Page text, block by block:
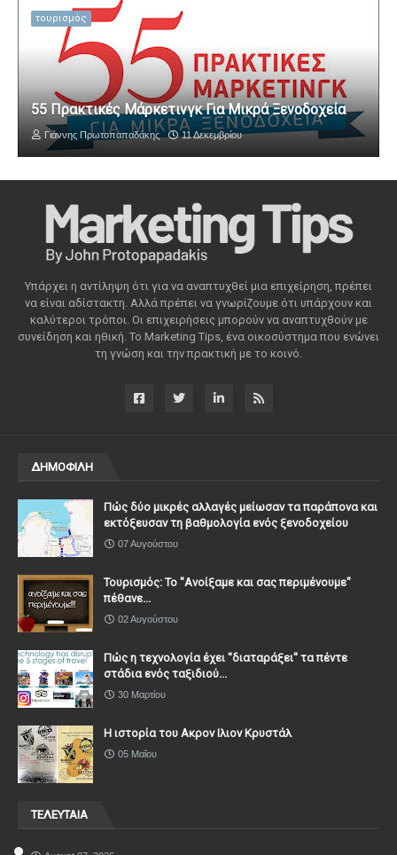
τουρισμός
55 Πρακτικές Μάρκετινγκ Για Μικρά Ξενοδοχεία
Γιάννης Πρωτοπαπαδάκης 11 Δεκεμβρίου
Υπάρχει η αντίληψη ότι για να αναπτυχθεί μια επιχείρηση, πρέπει
να είναι αδίστακτη. Αλλά πρέπει να γνωρίζουμε ότι υπάρχουν και
καλύτεροι τρόποι. Οι επιχειρήσεις μπορούν να αναπτυχθούν με
συνείδηση ​​και ηθική. Το Marketing Tips, ένα οικοσύστημα που ενώνει
τη γνώση και την πρακτική με το κοινό.
ΔΗΜΟΦΙΛΗ
Πώς δύο μικρές αλλαγές μείωσαν τα παράπονα και
εκτόξευσαν τη βαθμολογία ενός ξενοδοχείου
07 Αυγούστου
Τουρισμός: Το "Ανοίξαμε και σας περιμένουμε"
πέθανε...
02 Αυγούστου
Πώς η τεχνολογία έχει ''διαταράξει'' τα πέντε
στάδια ενός ταξιδιού...
30 Μαρτίου
Η ιστορία του Ακρον Ιλιον Κρυστάλ
05 Μαΐου
ΤΕΛΕΥΤΑΙΑ